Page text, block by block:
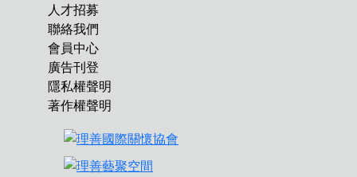
人才招募
聯絡我們
會員中心
廣告刊登
隱私權聲明
著作權聲明